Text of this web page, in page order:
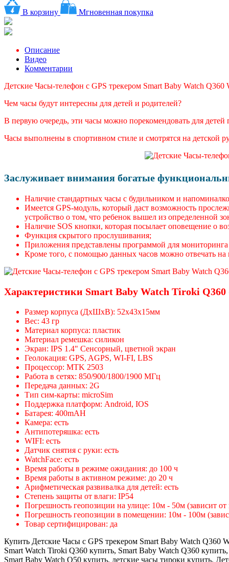
В корзину Мгновенная покупка
Описание
Видео
Комментарии
Детские Часы-телефон с GPS трекером Smart Baby Watch
Чем часы будут интересны для детей и родителей?
В первую очередь, эти часы можно порекомендовать для
Часы выполнены в спортивном стиле и смотрятся на детской
Заслуживает внимания богатые
Наличие стандартных часы с будильником и
Имеется GPS-модуль, который даст возможность
устройство о том, что ребенок вышел из определенной
Наличие SOS кнопки, которая посылает оповещение о
Функция скрытого прослушивания;
Приложения представлены программой для мониторинга
Кроме того, с помощью данных часов можно отвечать
Характеристики Smart Baby Watch Tiroki Q360
Размер корпуса (ДхШхВ): 52х43х15мм
Вес: 43 гр
Материал корпуса: пластик
Материал ремешка: силикон
Экран: IPS 1.4" Сенсорный, цветной экран
Геолокация: GPS, AGPS, WI-FI, LBS
Процессор: MTK 2503
Работа в сетях: 850/900/1800/1900 МГц
Передача данных: 2G
Тип сим-карты: microSim
Поддержка платформ: Android, IOS
Батарея: 400mAH
Камера: есть
Антипотеряшка: есть
WIFI: есть
Датчик снятия с руки: есть
WatchFace: есть
Время работы в режиме ожидания: до 100 ч
Время работы в активном режиме: до 20 ч
Арифметическая развивалка для детей: есть
Степень защиты от влаги: IP54
Погрешность геопозиции на улице: 10м - 50м (зависит от
Погрешность геопозиции в помещении: 10м - 100м
Товар сертифицирован: да
Купить Детские Часы с GPS трекером Smart Baby Watch Q360
Smart Watch Tiroki Q360 купить, Smart Baby Watch Q360
Smart Baby Watch Q50 купить, детские часы тироки купить,